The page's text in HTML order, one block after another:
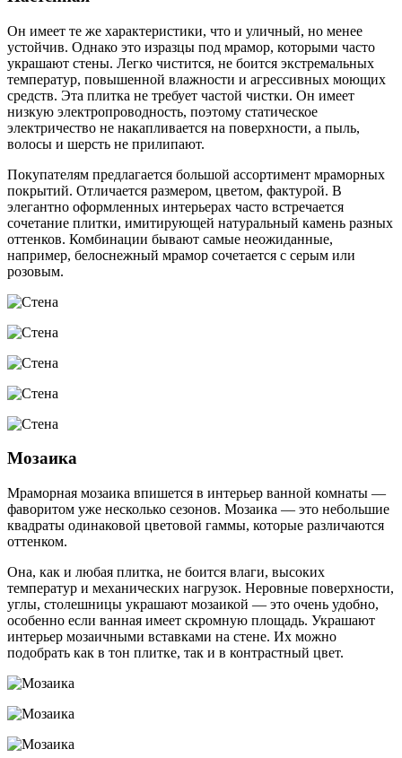
Он имеет те же характеристики, что и уличный, но менее
устойчив. Однако это изразцы под мрамор, которыми часто
украшают стены. Легко чистится, не боится экстремальных
температур, повышенной влажности и агрессивных моющих
средств. Эта плитка не требует частой чистки. Он имеет
низкую электропроводность, поэтому статическое
электричество не накапливается на поверхности, а пыль,
волосы и шерсть не прилипают.
Покупателям предлагается большой ассортимент мраморных
покрытий. Отличается размером, цветом, фактурой. В
элегантно оформленных интерьерах часто встречается
сочетание плитки, имитирующей натуральный камень разных
оттенков. Комбинации бывают самые неожиданные,
например, белоснежный мрамор сочетается с серым или
розовым.
Мозаика
Мраморная мозаика впишется в интерьер ванной комнаты —
фаворитом уже несколько сезонов. Мозаика — это небольшие
квадраты одинаковой цветовой гаммы, которые различаются
оттенком.
Она, как и любая плитка, не боится влаги, высоких
температур и механических нагрузок. Неровные поверхности,
углы, столешницы украшают мозаикой — это очень удобно,
особенно если ванная имеет скромную площадь. Украшают
интерьер мозаичными вставками на стене. Их можно
подобрать как в тон плитке, так и в контрастный цвет.